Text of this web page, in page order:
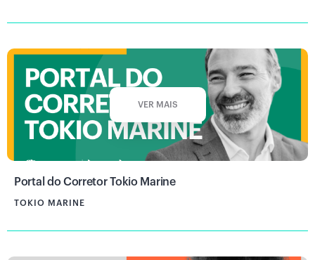
VER MAIS
Portal do Corretor Tokio Marine
TOKIO MARINE